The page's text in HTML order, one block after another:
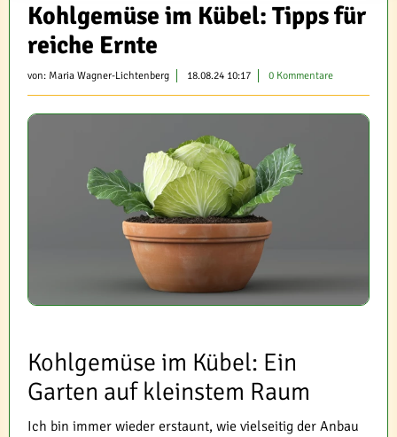
Kohlgemüse im Kübel: Tipps für
reiche Ernte
von: Maria Wagner-Lichtenberg 18.08.24 10:17 0 Kommentare
Kohlgemüse im Kübel: Ein
Garten auf kleinstem Raum
Ich bin immer wieder erstaunt, wie vielseitig der Anbau